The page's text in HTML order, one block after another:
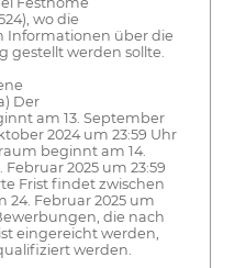
wo die
Informationen über die
gestellt werden sollte.
Der
am 13. September
2024 um 23:59 Uhr
beginnt am 14.
2025 um 23:59
Frist findet zwischen
24. Februar 2025 um
die nach
eingereicht werden,
werden.